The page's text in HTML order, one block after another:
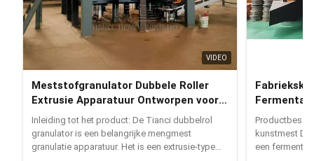
VIDEO
Meststofgranulator Dubbele Roller
Extrusie Apparatuur Ontworpen voor
Samengestelde Meststof Granulatie
Inleiding tot het product: De Tianci dubbelrol
granulator is een belangrijke mengmest
granulatie apparatuur. Het is een extrusie-type
kunstmest De
een